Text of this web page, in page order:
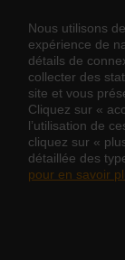
Nous utilisons
expérience de
détails de
collecter des
site et vous
Cliquez sur «
l’utilisation de
cliquez sur «
détaillée des
pour en savoir